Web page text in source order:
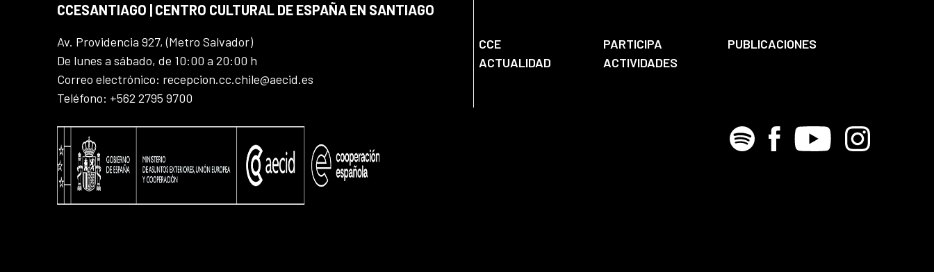
CCESANTIAGO | CENTRO CULTURAL DE ESPAÑA EN SANTIAGO
Av. Providencia 927, (Metro Salvador)
De lunes a sábado, de 10:00 a 20:00 h
Correo electrónico: recepcion.cc.chile@aecid.es
Teléfono: +562 2795 9700
CCE PARTICIPA
PUBLICACIONES
ACTUALIDAD
ACTIVIDADES
Spotify Facebook
Youtube Instagram